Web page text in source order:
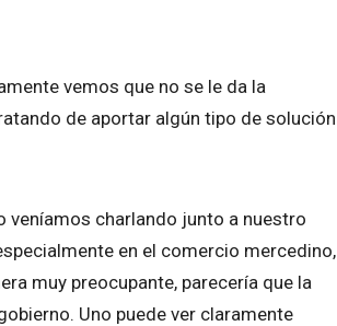
vemos que no se le da la
de aportar algún tipo de solución
veníamos charlando junto a nuestro
en el comercio mercedino,
muy preocupante, parecería que la
Uno puede ver claramente